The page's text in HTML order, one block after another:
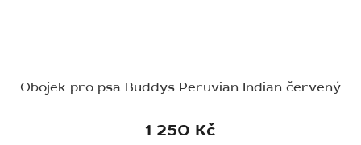
Obojek pro psa Buddys Peruvian Indian červený
1 250 Kč